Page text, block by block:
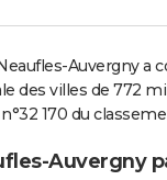
Auvergny a
des villes de 772
170 du
Auvergny